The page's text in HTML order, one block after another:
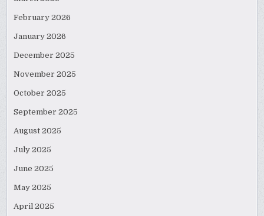
February 2026
January 2026
December 2025
November 2025
October 2025
September 2025
August 2025
July 2025
June 2025
May 2025
April 2025